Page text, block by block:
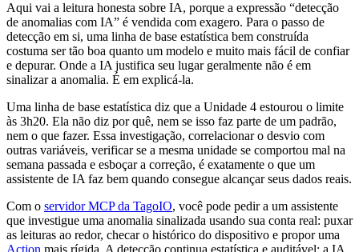
Aqui vai a leitura honesta sobre IA, porque a expressão “detecção
de anomalias com IA” é vendida com exagero. Para o passo de
detecção em si, uma linha de base estatística bem construída
costuma ser tão boa quanto um modelo e muito mais fácil de confiar
e depurar. Onde a IA justifica seu lugar geralmente não é em
sinalizar a anomalia. É em explicá-la.
Uma linha de base estatística diz que a Unidade 4 estourou o limite
às 3h20. Ela não diz por quê, nem se isso faz parte de um padrão,
nem o que fazer. Essa investigação, correlacionar o desvio com
outras variáveis, verificar se a mesma unidade se comportou mal na
semana passada e esboçar a correção, é exatamente o que um
assistente de IA faz bem quando consegue alcançar seus dados reais.
Com o servidor MCP da TagoIO, você pode pedir a um assistente
que investigue uma anomalia sinalizada usando sua conta real: puxar
as leituras ao redor, checar o histórico do dispositivo e propor uma